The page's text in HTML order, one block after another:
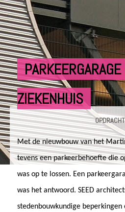
ZIEKENHUIS
OPDRACHT
Met de nieuwbouw van het
tevens een parkeerbehoefte die
was op te lossen. Een
was het antwoord. SEED
stedenbouwkundige beperkingen